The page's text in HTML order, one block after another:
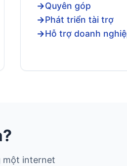
Quyên góp
Phát triển tài trợ
Hỗ trợ doanh
một internet